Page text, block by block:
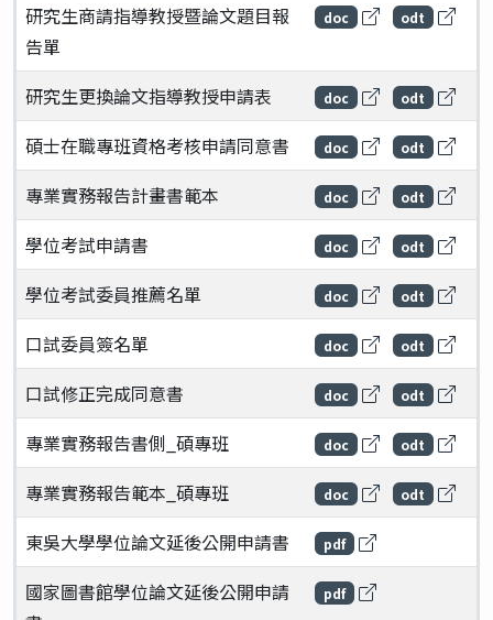
研究生商請指導教授暨論文題目報
告單
doc odt
研究生更換論文指導教授申請表 doc odt
碩士在職專班資格考核申請同意書 doc odt
專業實務報告計畫書範本 doc odt
學位考試申請書 doc odt
學位考試委員推薦名單 doc odt
口試委員簽名單 doc odt
口試修正完成同意書 doc odt
專業實務報告書側_碩專班 doc odt
專業實務報告範本_碩專班 doc odt
東吳大學學位論文延後公開申請書 pdf
國家圖書館學位論文延後公開申請
pdf